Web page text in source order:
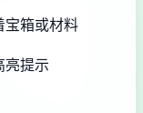
宝箱或材料
亮提示